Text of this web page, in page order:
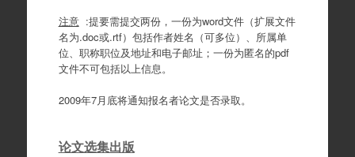
注意:提要需提交两份，一份为word文件（扩展文件
名为.doc或.rtf）包括作者姓名（可多位）、所属单
位、职称职位及地址和电子邮址；一份为匿名的pdf
文件不可包括以上信息。
2009年7月底将通知报名者论文是否录取。
论文选集出版